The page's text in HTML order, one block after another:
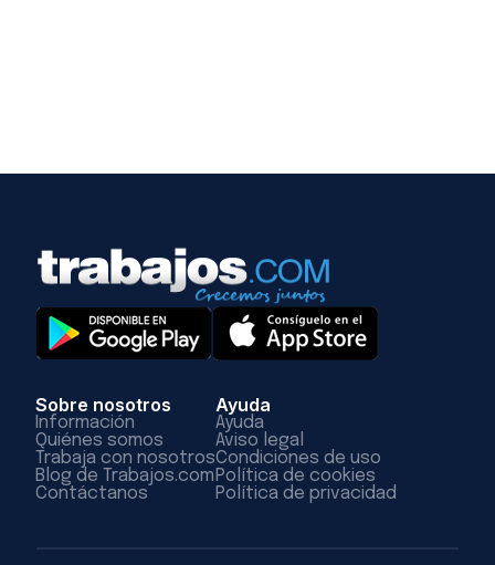
Sobre nosotros
Información
Quiénes somos
Trabaja con nosotros
Blog de Trabajos.com
Contáctanos
Ayuda
Ayuda
Aviso legal
Condiciones de uso
Política de cookies
Política de privacidad